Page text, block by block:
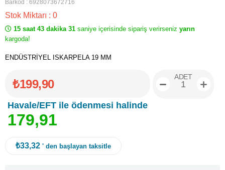
Barkod : 6928073672716
Stok Miktarı : 0
15 saat 43 dakika 31 saniye içerisinde sipariş verirseniz yarın
kargoda!
ENDÜSTRİYEL ISKARPELA 19 MM
₺199,90
Havale/EFT ile ödenmesi halinde
179,91
ADET
₺33,32 ' den başlayan taksitle